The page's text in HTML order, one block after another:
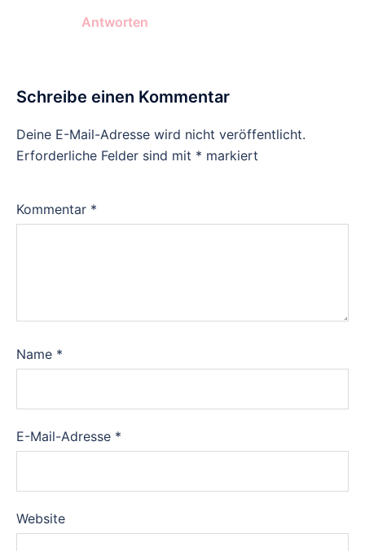
Antworten
Schreibe einen Kommentar
Deine E-Mail-Adresse wird nicht veröffentlicht.
Erforderliche Felder sind mit * markiert
Kommentar *
Name *
E-Mail-Adresse *
Website